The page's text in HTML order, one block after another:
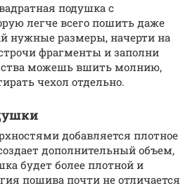
подушка с
легче всего пошить даже
нужные размеры, начерти на
фрагменты и заполни
можешь вшить молнию,
чехол отдельно.
добавляется плотное
дополнительный объем,
будет более плотной и
пошива почти не отличается